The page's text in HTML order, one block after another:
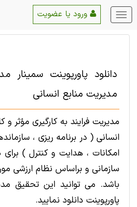
منو
اصلی
دانلود پاورپوینت سمینار
مدیریت منابع انسانی
مدیریت فرايند به کارگيری مؤثر و
انسانی ( در برنامه ريزی ،
امکانات ، هدايت و کنترل )
سازمانی و براساس نظام ارزشی
باشد. می توانید این تحقیق
پاورپوینت دانلود نمایید.